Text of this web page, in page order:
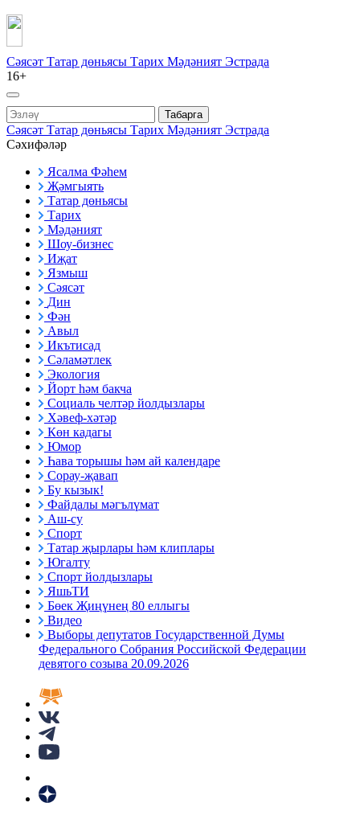
Сәясәт Татар дөньясы Тарих Мәдәният Эстрада
16+
Табарга
Сәясәт Татар дөньясы Тарих Мәдәният Эстрада
Сәхифәләр
Ясалма Фәһем
Җәмгыять
Татар дөньясы
Тарих
Мәдәният
Шоу-бизнес
Иҗат
Язмыш
Сәясәт
Дин
Фән
Авыл
Икътисад
Сәламәтлек
Экология
Йорт һәм бакча
Социаль челтәр йолдызлары
Хәвеф-хәтәр
Көн кадагы
Юмор
Һава торышы һәм ай календаре
Сорау-җавап
Бу кызык!
Файдалы мәгълүмат
Аш-су
Спорт
Татар җырлары һәм клиплары
Югалту
Спорт йолдызлары
ЯшьТИ
Бөек Җиңүнең 80 еллыгы
Видео
Выборы депутатов Государственной Думы
Федерального Собрания Российской Федерации
девятого созыва 20.09.2026